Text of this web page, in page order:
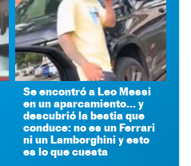
Se encontró a Leo Messi
en un aparcamiento... y
descubrió la bestia que
conduce: no es un Ferrari
ni un Lamborghini y esto
es lo que cuesta